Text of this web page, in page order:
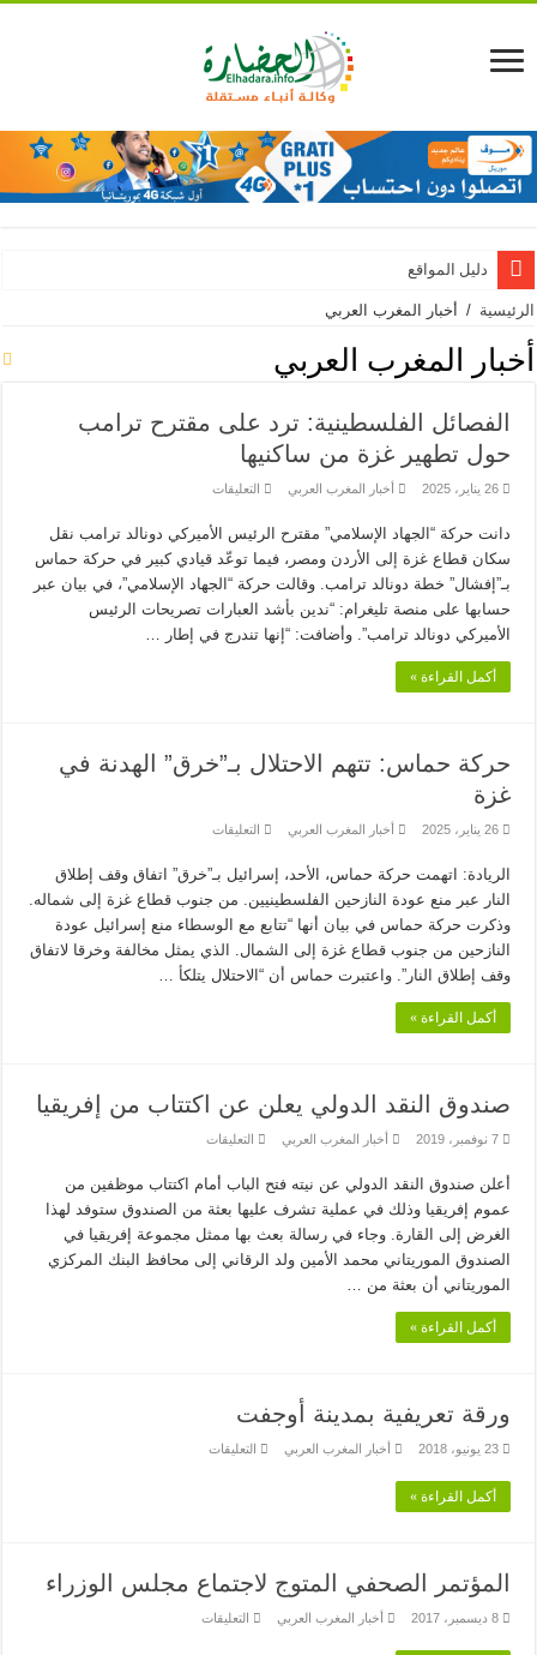
دليل المواقع
الرئيسية / أخبار المغرب العربي
أخبار المغرب العربي
الفصائل الفلسطينية: ترد على مقترح ترامب
حول تطهير غزة من ساكنيها
26 يناير، 2025 أخبار المغرب العربي التعليقات
ترد
على
مقترح
ترامب
حول
تطهير
غزة
من
دانت حركة “الجهاد الإسلامي” مقترح الرئيس الأميركي دونالد ترامب نقل
سكان قطاع غزة إلى الأردن ومصر، فيما توعّد قيادي كبير في حركة حماس
بـ”إفشال” خطة دونالد ترامب. وقالت حركة “الجهاد الإسلامي”، في بيان عبر
حسابها على منصة تليغرام: “ندين بأشد العبارات تصريحات الرئيس
الأميركي دونالد ترامب”. وأضافت: “إنها تندرج في إطار …
أكمل القراءة »
حركة حماس: تتهم الاحتلال بـ”خرق” الهدنة في
غزة
26 يناير، 2025 أخبار المغرب العربي التعليقات
تتهم
بـ”خرق”
الهدنة
غزة
مغلقة
الريادة: اتهمت حركة حماس، الأحد، إسرائيل بـ”خرق” اتفاق وقف إطلاق
النار عبر منع عودة النازحين الفلسطينيين. من جنوب قطاع غزة إلى شماله.
وذكرت حركة حماس في بيان أنها “تتابع مع الوسطاء منع إسرائيل عودة
النازحين من جنوب قطاع غزة إلى الشمال. الذي يمثل مخالفة وخرقا لاتفاق
وقف إطلاق النار”. واعتبرت حماس أن “الاحتلال يتلكأ …
أكمل القراءة »
صندوق النقد الدولي يعلن عن اكتتاب من إفريقيا
7 نوفمبر، 2019 أخبار المغرب العربي التعليقات
الدولي
عن
اكتتاب
من
إفريقيا
أعلن صندوق النقد الدولي عن نيته فتح الباب أمام اكتتاب موظفين من
عموم إفريقيا وذلك في عملية تشرف عليها بعثة من الصندوق ستوفد لهذا
الغرض إلى القارة. وجاء في رسالة بعث بها ممثل مجموعة إفريقيا في
الصندوق الموريتاني محمد الأمين ولد الرقاني إلى محافظ البنك المركزي
الموريتاني أن بعثة من …
أكمل القراءة »
ورقة تعريفية بمدينة أوجفت
23 يونيو، 2018 أخبار المغرب العربي التعليقات
أكمل القراءة »
المؤتمر الصحفي المتوج لاجتماع مجلس الوزراء
8 ديسمبر، 2017 أخبار المغرب العربي التعليقات